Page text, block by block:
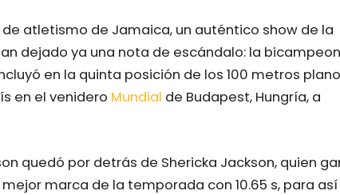
atletismo de Jamaica, un auténtico show de la
dejado ya una nota de escándalo: la
en la quinta posición de los 100 metros
en el venidero Mundial de Budapest, Hungría, a
quedó por detrás de Shericka Jackson, quien
marca de la temporada con 10.65 s, para así